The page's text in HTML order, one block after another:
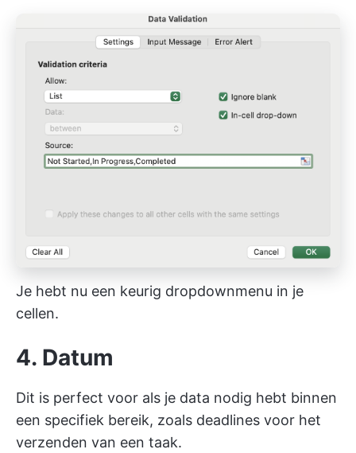
Je hebt nu een keurig dropdownmenu in je
cellen.
4. Datum
Dit is perfect voor als je data nodig hebt binnen
een specifiek bereik, zoals deadlines voor het
verzenden van een taak.